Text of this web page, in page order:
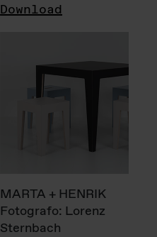
Download
MARTA + HENRIK
Fotografo: Lorenz
Sternbach